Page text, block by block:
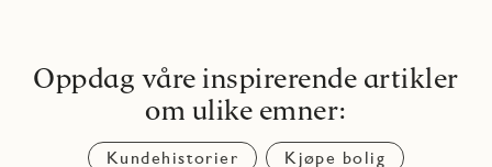
Oppdag våre inspirerende artikler
om ulike emner:
Kundehistorier
Kjøpe bolig